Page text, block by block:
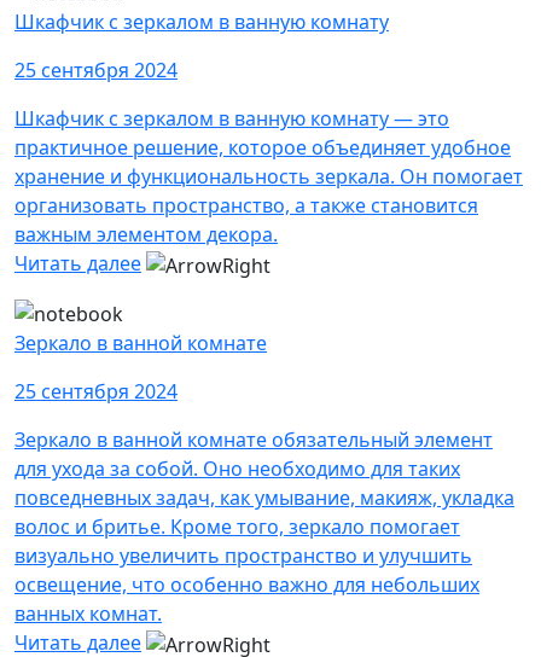
Шкафчик с зеркалом в ванную комнату
25 сентября 2024
Шкафчик с зеркалом в ванную комнату — это
практичное решение, которое объединяет удобное
хранение и функциональность зеркала. Он помогает
организовать пространство, а также становится
важным элементом декора.
Читать далее
Зеркало в ванной комнате
25 сентября 2024
Зеркало в ванной комнате обязательный элемент
для ухода за собой. Оно необходимо для таких
повседневных задач, как умывание, макияж, укладка
волос и бритье. Кроме того, зеркало помогает
визуально увеличить пространство и улучшить
освещение, что особенно важно для небольших
ванных комнат.
Читать далее